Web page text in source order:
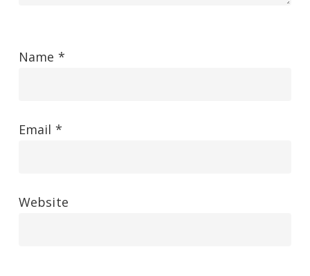
Name *
Email *
Website